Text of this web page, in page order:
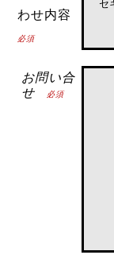
わせ内容
必須
お問い合
せ
必須